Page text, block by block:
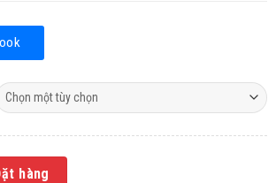
10SC số lượng
hàng